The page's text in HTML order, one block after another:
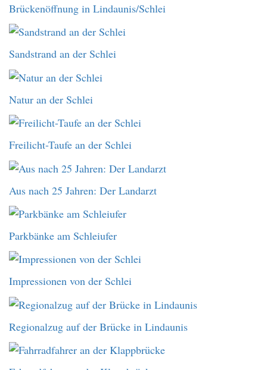
Brückenöffnung in Lindaunis/Schlei
Sandstrand an der Schlei
Natur an der Schlei
Freilicht-Taufe an der Schlei
Aus nach 25 Jahren: Der Landarzt
Parkbänke am Schleiufer
Impressionen von der Schlei
Regionalzug auf der Brücke in Lindaunis